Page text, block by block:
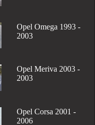
Opel Omega 1993 -
2003
Opel Meriva 2003 -
2003
Opel Corsa 2001 -
2006